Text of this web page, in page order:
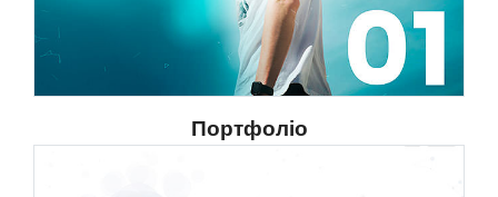
Портфоліо